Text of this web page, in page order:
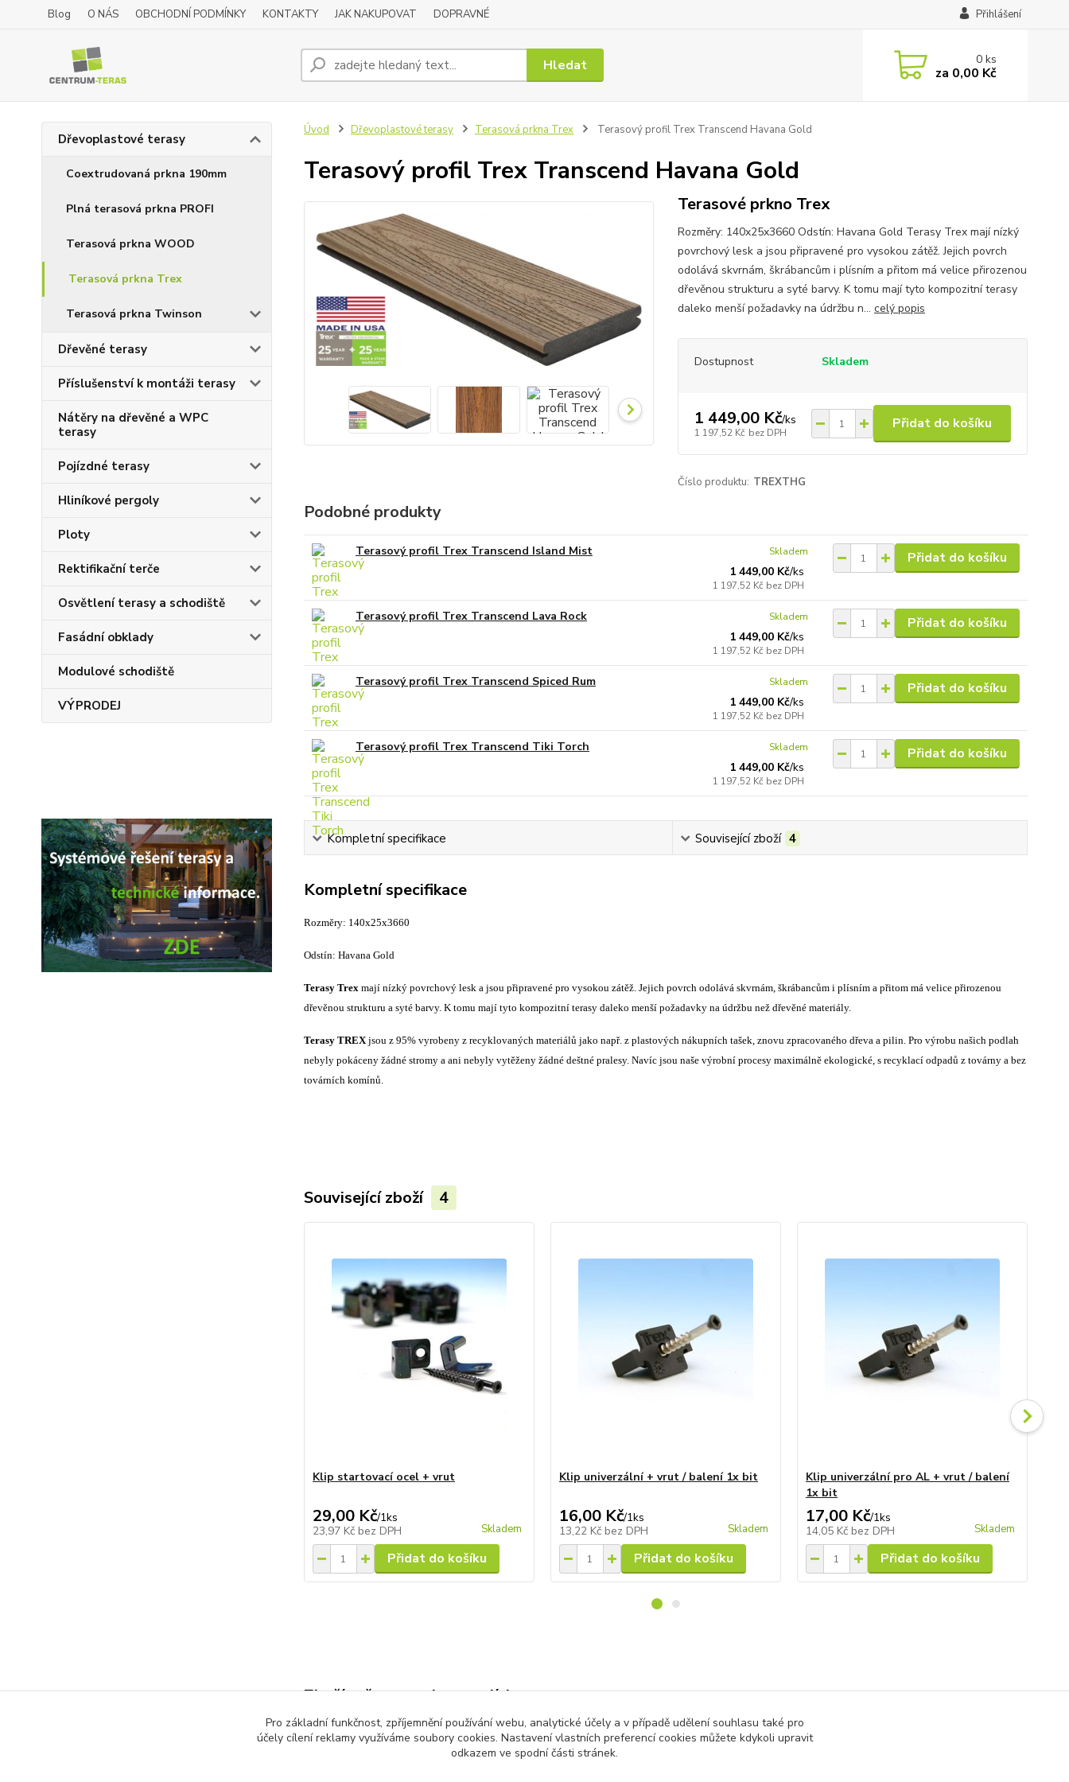
Blog O NÁS OBCHODNÍ PODMÍNKY KONTAKTY JAK NAKUPOVAT DOPRAVNÉ Přihlášení
Hledat 0ks
za 0,00 Kč
Dřevoplastové terasy
Coextrudovaná prkna 190mm
Plná terasová prkna PROFI
Terasová prkna WOOD
Terasová prkna Trex
Terasová prkna Twinson
Dřevěné terasy
Příslušenství k montáži terasy
Nátěry na dřevěné a WPC
terasy
Pojízdné terasy
Hliníkové pergoly
Ploty
Rektifikační terče
Osvětlení terasy a schodiště
Fasádní obklady
Modulové schodiště
VÝPRODEJ
Úvod Dřevoplastové terasy Terasová prkna Trex Terasový profil Trex Transcend Havana Gold
Terasový profil Trex Transcend Havana Gold
Terasové prkno Trex
Rozměry: 140x25x3660 Odstín: Havana Gold Terasy Trex mají nízký
povrchový lesk a jsou připravené pro vysokou zátěž. Jejich povrch
odolává skvrnám, škrábancům i plísním a přitom má velice přirozenou
dřevěnou strukturu a syté barvy. K tomu mají tyto kompozitní terasy
daleko menší požadavky na údržbu n... celý popis
Dostupnost Skladem
1 449,00 Kč/ks
1 197,52 Kč bez DPH
Přidat do košíku
Číslo produktu: TREXTHG
Podobné produkty
Terasový profil Trex Transcend Island Mist
1 449,00 Kč/ks
1 197,52 Kč bez DPH
Skladem Přidat do košíku
Terasový profil Trex Transcend Lava Rock
1 449,00 Kč/ks
1 197,52 Kč bez DPH
Skladem Přidat do košíku
Terasový profil Trex Transcend Spiced Rum
1 449,00 Kč/ks
1 197,52 Kč bez DPH
Skladem Přidat do košíku
Terasový profil Trex Transcend Tiki Torch
1 449,00 Kč/ks
1 197,52 Kč bez DPH
Skladem Přidat do košíku
Kompletní specifikace Související zboží 4
Kompletní specifikace
Rozměry: 140x25x3660
Odstín: Havana Gold
Terasy Trex mají nízký povrchový lesk a jsou připravené pro vysokou zátěž. Jejich povrch odolává skvrnám, škrábancům i plísním a přitom má velice přirozenou
dřevěnou strukturu a syté barvy. K tomu mají tyto kompozitní terasy daleko menší požadavky na údržbu než dřevěné materiály.
Terasy TREXjsou z 95% vyrobeny z recyklovaných materiálů jako např. z plastových nákupních tašek, znovu zpracovaného dřeva a pilin. Pro výrobu našich podlah
nebyly pokáceny žádné stromy a ani nebyly vytěženy žádné deštné pralesy. Navíc jsou naše výrobní procesy maximálně ekologické, s recyklací odpadů z továrny a bez
továrních komínů.
Související zboží 4
Klip startovací ocel + vrut
29,00 Kč/1ks
23,97 Kč bez DPH Skladem
Přidat do košíku
Klip univerzální + vrut / balení 1x bit
16,00 Kč/1ks
13,22 Kč bez DPH Skladem
Přidat do košíku
Klip univerzální pro AL + vrut / balení
1x bit
17,00 Kč/1ks
14,05 Kč bez DPH Skladem
Přidat do košíku
Zboží zařazeno v kategoriích
Terasová prkna Trex
Pro základní funkčnost, zpříjemnění používání webu, analytické účely a v případě udělení souhlasu také pro
účely cílení reklamy využíváme soubory cookies. Nastavení vlastních preferencí cookies můžete kdykoli upravit
odkazem ve spodní části stránek.